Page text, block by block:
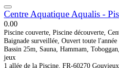
Centre Aquatique Aqualis -
0.00
Piscine couverte, Piscine découverte,
Baignade surveillée, Ouvert toute l'année
Bassin 25m, Sauna, Hammam,
jeux
1 allée de la Piscine, FR-60270